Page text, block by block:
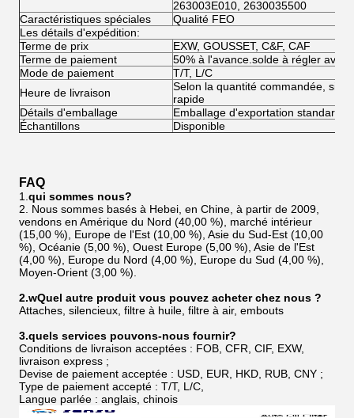
263003E010, 2630035500
Caractéristiques spéciales
‎Qualité FEO
Les détails d'expédition:
Terme de prix
EXW, GOUSSET, C&F, CAF
Terme de paiement
50% à l'avance.solde à régler
Mode de paiement
T/T, L/C
Heure de livraison
Selon la quantité commandée, si
rapide
Détails d'emballage
Emballage d'exportation standard
Échantillons
Disponible
FAQ
1. qui sommes nous?
2. Nous sommes basés à Hebei, en Chine, à partir de 2009,
vendons en Amérique du Nord (40,00 %), marché intérieur
(15,00 %), Europe de l'Est (10,00 %), Asie du Sud-Est (10,00
%), Océanie (5,00 %), Ouest Europe (5,00 %), Asie de l'Est
(4,00 %), Europe du Nord (4,00 %), Europe du Sud (4,00 %),
Moyen-Orient (3,00 %).
2.wQuel autre produit vous pouvez acheter chez nous ?
Attaches, silencieux, filtre à huile, filtre à air, embouts
3.quels services pouvons-nous fournir?
Conditions de livraison acceptées : FOB, CFR, CIF, EXW,
livraison express ;
Devise de paiement acceptée : USD, EUR, HKD, RUB, CNY ;
Type de paiement accepté : T/T, L/C,
Langue parlée : anglais, chinois